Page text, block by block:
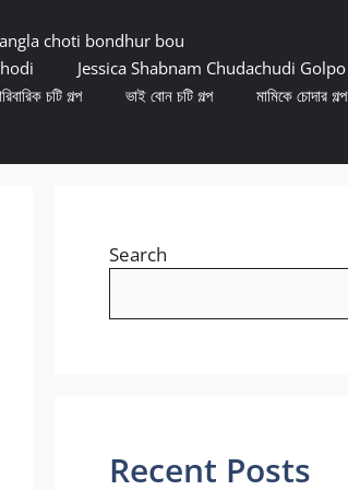
choti bondhur bou
Jessica Shabnam Chudachudi Golpo
চটি গল্প ভাই বোন চটি গল্প
মামিকে চোদার গল্প
Search
Recent Posts